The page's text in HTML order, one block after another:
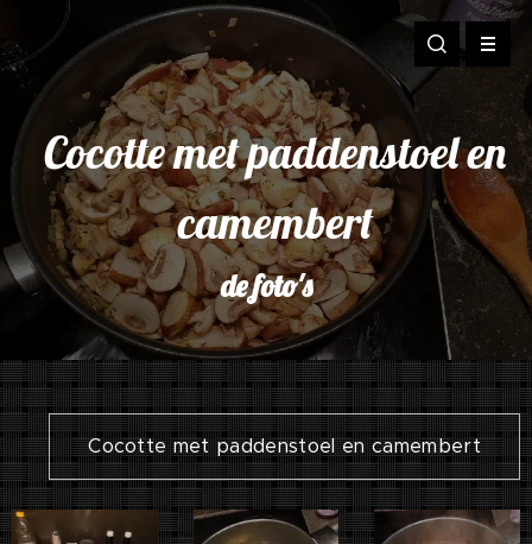
Cocotte met paddenstoel en
camembert
de foto's
Cocotte met paddenstoel en camembert